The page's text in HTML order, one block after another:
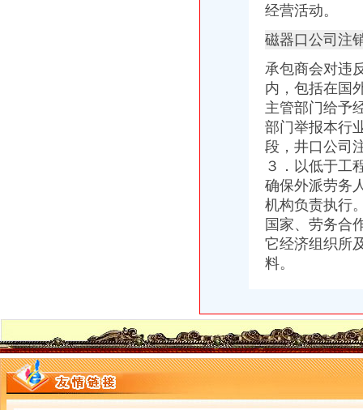
【重庆从佰腾集团·佰腾数码广场重庆公司到陈家湾怎么走】用车问答
器件厂乐清市金石珠宝有限公司乐清市信达-经济/市场-图宝贝文档搜索
【宿州二手魅族手机交易市场_二手魅族手机价格】-宿州赶集网
重庆殡服务中心相关资讯_巴南殡用品批发-中国制造交易网
节后个工作日沙区窗口单位提前到岗服务热-专题频道-华龙网
重庆涪陵电力实业股份有限公司关于子公司完成吸收合并及工商登记注
重庆市卫生局早就撤消了重庆卫虹品招标公司资格——善战者,不在
重庆国际实业投资股份有限公司关于注销控股子公司公告-股指期货频
购房近20年未办证房产公司注销了咋办？_房产重庆站_腾讯网
沙坪坝区公司注销
【超越健身有限公司沙坪坝分公司2018新招聘信息】_聘网
经营活动。
磁器口公司注
承包商会对违
内，包括在国
主管部门给予
部门举报本行
段，井口公司
３．以低于工
确保外派劳务
机构负责执行
国家、劳务合
它经济组织所
料。